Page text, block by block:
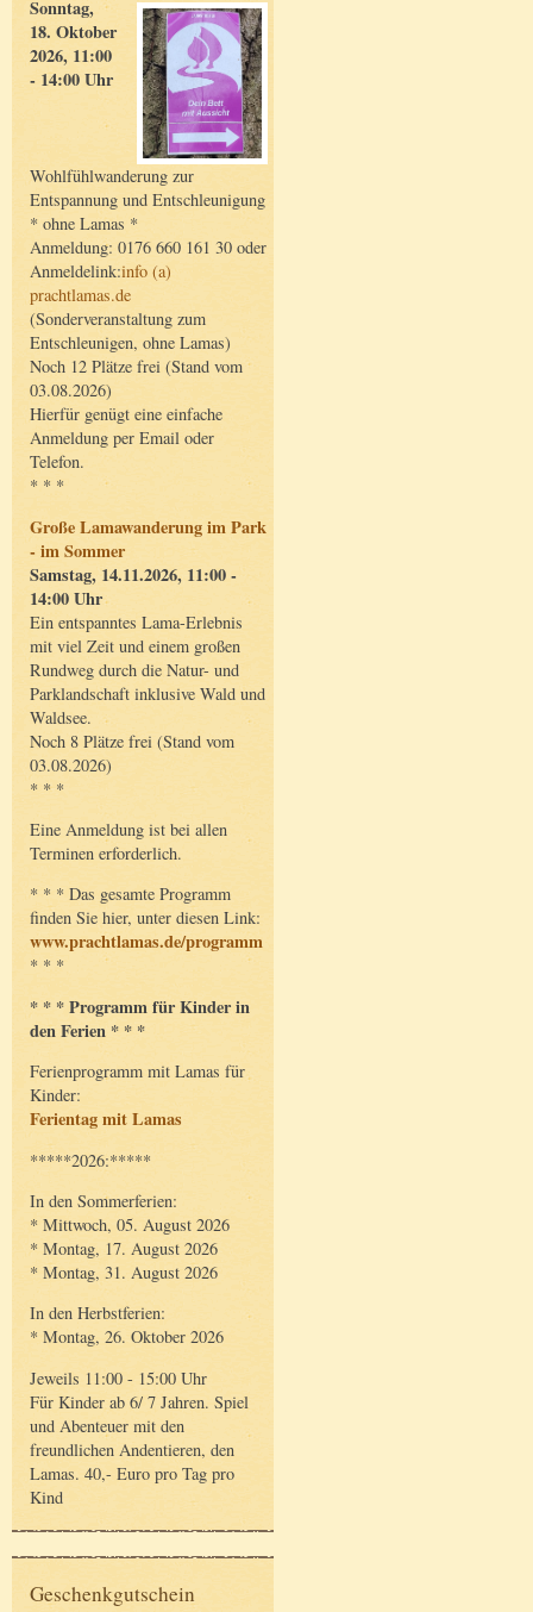
Sonntag,
18. Oktober
2026, 11:00
- 14:00 Uhr
Wohlfühlwanderung zur
Entspannung und Entschleunigung
* ohne Lamas *
Anmeldung: 0176 660 161 30 oder
Anmeldelink:info (a)
prachtlamas.de
(Sonderveranstaltung zum
Entschleunigen, ohne Lamas)
Noch 12 Plätze frei (Stand vom
03.08.2026)
Hierfür genügt eine einfache
Anmeldung per Email oder
Telefon.
* * *
Große Lamawanderung im Park
- im Sommer
Samstag, 14.11.2026, 11:00 -
14:00 Uhr
Ein entspanntes Lama-Erlebnis
mit viel Zeit und einem großen
Rundweg durch die Natur- und
Parklandschaft inklusive Wald und
Waldsee.
Noch 8 Plätze frei (Stand vom
03.08.2026)
* * *
Eine Anmeldung ist bei allen
Terminen erforderlich.
* * * Das gesamte Programm
finden Sie hier, unter diesen Link:
www.prachtlamas.de/programm
* * *
* * * Programm für Kinder in
den Ferien * * *
Ferienprogramm mit Lamas für
Kinder:
Ferientag mit Lamas
*****2026:*****
In den Sommerferien:
* Mittwoch, 05. August 2026
* Montag, 17. August 2026
* Montag, 31. August 2026
In den Herbstferien:
* Montag, 26. Oktober 2026
Jeweils 11:00 - 15:00 Uhr
Für Kinder ab 6/ 7 Jahren. Spiel
und Abenteuer mit den
freundlichen Andentieren, den
Lamas. 40,- Euro pro Tag pro
Kind
Geschenkgutschein